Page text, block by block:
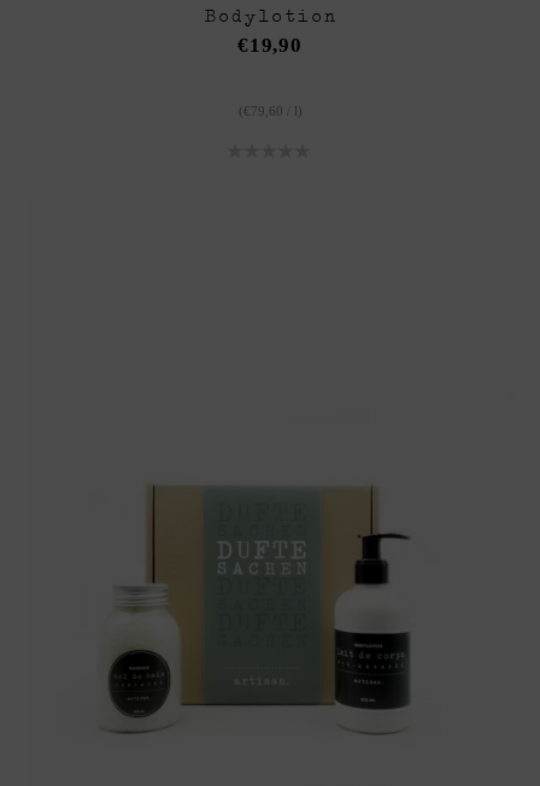
Bodylotion
€19,90
( €79,60 )